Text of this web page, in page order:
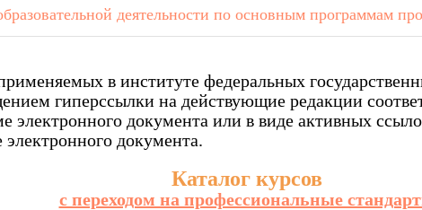
деятельности по основным программам
в институте федеральных
гиперссылки на действующие редакции
электронного документа или в виде активных
документа.
Каталог курсов
с переходом на профессиональные